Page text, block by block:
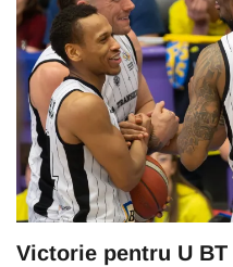
Victorie pentru U